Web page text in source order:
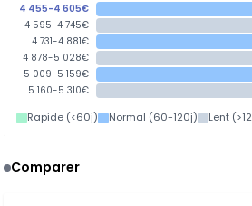
4 455-4 605€
4 595-4 745€
4 731-4 881€
4 878-5 028€
5 009-5 159€
5 160-5 310€
Rapide (<60j) Normal (60-120j) Lent
Comparer